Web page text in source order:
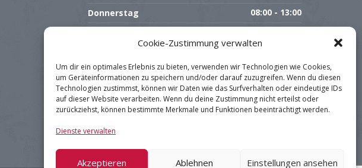
Cookie-Zustimmung verwalten
Um dir ein optimales Erlebnis zu bieten, verwenden wir Technologien wie Cookies,
um Geräteinformationen zu speichern und/oder darauf zuzugreifen. Wenn du diesen
Technologien zustimmst, können wir Daten wie das Surfverhalten oder eindeutige IDs
auf dieser Website verarbeiten. Wenn du deine Zustimmung nicht erteilst oder
zurückziehst, können bestimmte Merkmale und Funktionen beeinträchtigt werden.
Dienste verwalten
Akzeptieren Ablehnen Einstellungen ansehen
Donnerstag 08:00 - 13:00
Sonntag geschlossen